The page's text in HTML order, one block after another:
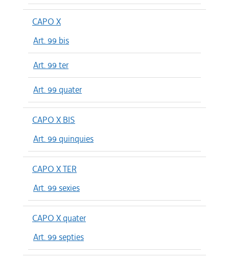
CAPO X
Art. 99 bis
Art. 99 ter
Art. 99 quater
CAPO X BIS
Art. 99 quinquies
CAPO X TER
Art. 99 sexies
CAPO X quater
Art. 99 septies